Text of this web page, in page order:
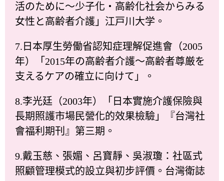
活のために～少子化・高齢化社会からみる
女性と高齢者介護」江戸川大学。
7.日本厚生勞働省認知症理解促進會（2005
年）「2015年の高齢者介護～高齢者尊厳を
支えるケアの確立に向けて」。
8.李光廷（2003年）「日本實施介護保險與
長期照護市場民營化的效果檢驗」『台灣社
會福利期刊』第三期。
9.戴玉慈、張媚、呂寶靜、吳淑瓊：社區式
照顧管理模式的設立與初步評價。台灣衛誌